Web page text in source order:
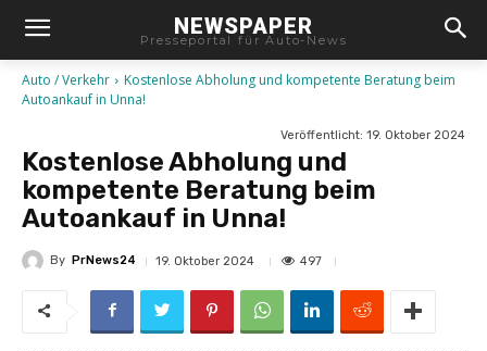
NEWSPAPER
Presseportal für Auto-News
Auto / Verkehr
Kostenlose Abholung und kompetente Beratung beim
Autoankauf in Unna!
Veröffentlicht: 19. Oktober 2024
Kostenlose Abholung und
kompetente Beratung beim
Autoankauf in Unna!
By PrNews24 19. Oktober 2024 497